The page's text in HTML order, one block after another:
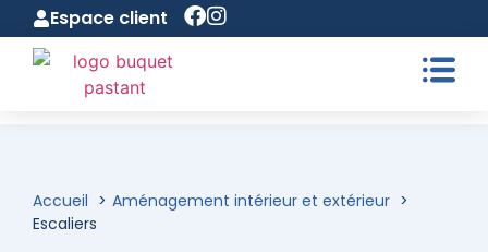
Espace client
Accueil
Aménagement intérieur et extérieur
Escaliers